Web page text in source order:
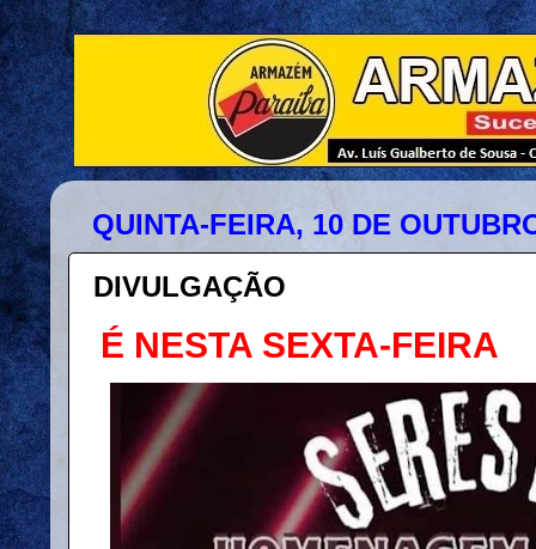
QUINTA-FEIRA, 10 DE
DIVULGAÇÃO
É NESTA SEXTA-FEIRA